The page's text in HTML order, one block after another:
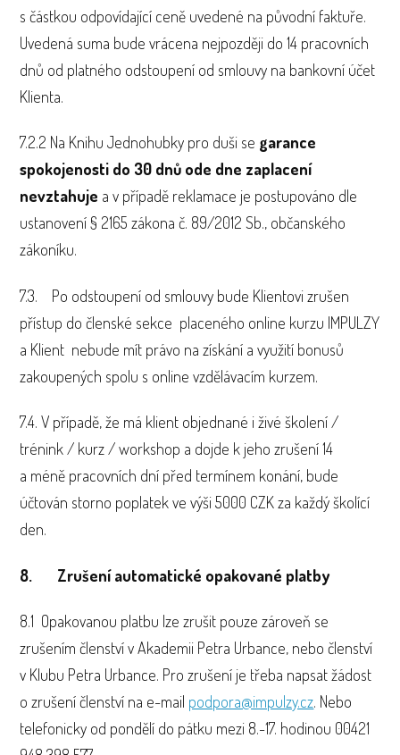
s částkou odpovídající ceně uvedené na původní faktuře.
Uvedená suma bude vrácena nejpozději do 14 pracovních
dnů od platného odstoupení od smlouvy na bankovní účet
Klienta.
7.2.2 Na Knihu Jednohubky pro duši se garance
spokojenosti do 30 dnů ode dne zaplacení
nevztahuje a v případě reklamace je postupováno dle
ustanovení § 2165 zákona č. 89/2012 Sb., občanského
zákoníku.
7.3. Po odstoupení od smlouvy bude Klientovi zrušen
přístup do členské sekce placeného online kurzu IMPULZY
a Klient nebude mít právo na získání a využití bonusů
zakoupených spolu s online vzdělávacím kurzem.
7.4. V případě, že má klient objednané i živé školení /
trénink / kurz / workshop a dojde k jeho zrušení 14
a méně pracovních dní před termínem konání, bude
účtován storno poplatek ve výši 5000 CZK za každý školící
den.
8. Zrušení automatické opakované platby
8.1 Opakovanou platbu lze zrušit pouze zároveň se
zrušením členství v Akademii Petra Urbance, nebo členství
v Klubu Petra Urbance. Pro zrušení je třeba napsat žádost
o zrušení členství na e-mail podpora@impulzy.cz. Nebo
telefonicky od pondělí do pátku mezi 8.-17. hodinou 00421